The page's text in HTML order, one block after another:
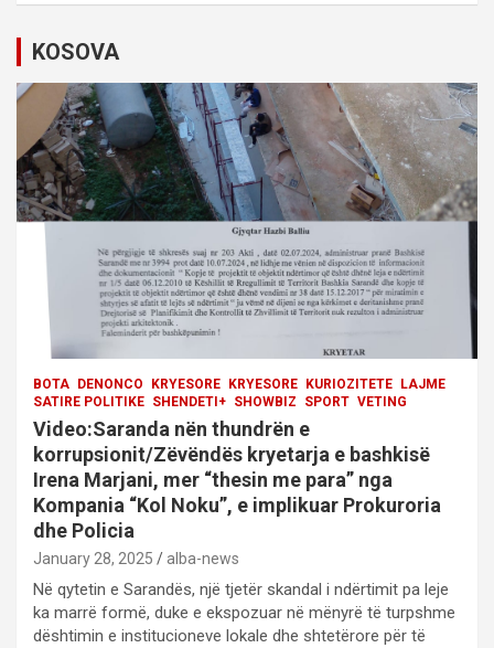
a
i
o
n
KOSOVA
BOTA DENONCO KRYESORE KRYESORE KURIOZITETE
LAJME
SATIRE POLITIKE SHENDETI+ SHOWBIZ SPORT VETING
Video:Saranda nën thundrën e
korrupsionit/Zëvëndës kryetarja e bashkisë
Irena Marjani, mer “thesin me para” nga
Kompania “Kol Noku”, e implikuar Prokuroria
dhe Policia
January 28, 2025 alba-news
Në qytetin e Sarandës, një tjetër skandal i ndërtimit pa leje
ka marrë formë, duke e ekspozuar në mënyrë të turpshme
dështimin e institucioneve lokale dhe shtetërore për të